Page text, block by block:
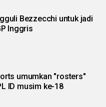
Bezzecchi untuk jadi
Inggris
umumkan "rosters"
ID musim ke-18